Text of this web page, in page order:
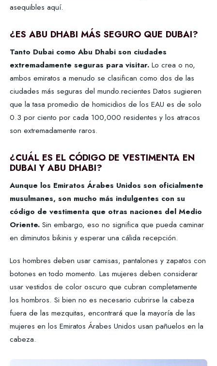
asequibles aquí.
¿ES ABU DHABI MÁS SEGURO QUE DUBAI?
Tanto Dubai como Abu Dhabi son ciudades
extremadamente seguras para visitar. Lo crea o no,
ambos emiratos a menudo se clasifican como dos de las
ciudades más seguras del mundo.recientes Datos sugieren
que la tasa promedio de homicidios de los EAU es de solo
0.3 por ciento por cada 100,000 residentes y los atracos
son extremadamente raros.
¿CUÁL ES EL CÓDIGO DE VESTIMENTA EN
DUBAI Y ABU DHABI?
Aunque los Emiratos Árabes Unidos son oficialmente
musulmanes, son mucho más indulgentes con su
código de vestimenta que otras naciones del Medio
Oriente. Sin embargo, eso no significa que pueda caminar
en diminutos bikinis y esperar una cálida recepción.
Los hombres deben usar camisas, pantalones y zapatos con
botones en todo momento. Las mujeres deben considerar
usar vestidos de color oscuro que cubran completamente
los hombros. Si bien no es necesario cubrirse la cabeza
fuera de las mezquitas, encontrará que la mayoría de las
mujeres en los Emiratos Árabes Unidos usan pañuelos en la
cabeza.